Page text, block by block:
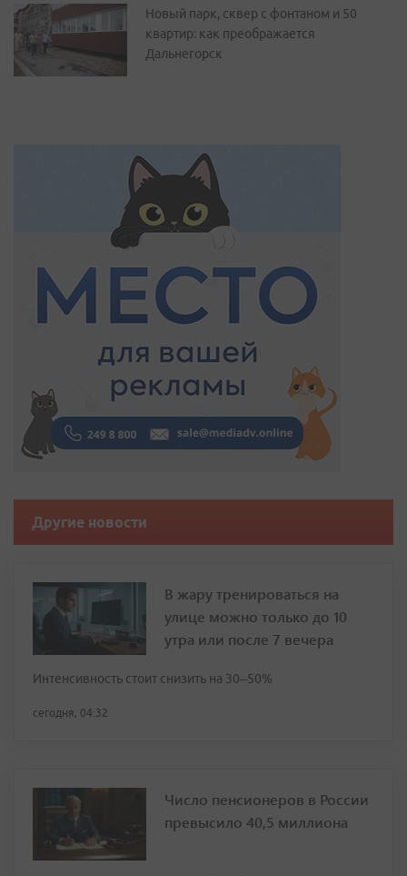
Новый парк, сквер с фонтаном и 50
квартир: как преображается
Дальнегорск
Другие новости
В жару тренироваться на
улице можно только до 10
утра или после 7 вечера
Интенсивность стоит снизить на 30–50%
сегодня, 04:32
Число пенсионеров в России
превысило 40,5 миллиона